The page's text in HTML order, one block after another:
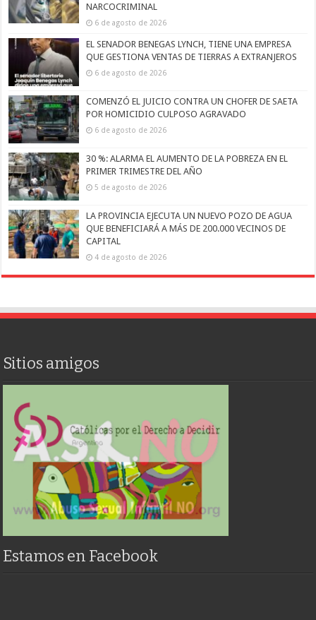
NARCOCRIMINAL
6 de agosto de 2026
EL SENADOR BENEGAS LYNCH, TIENE UNA EMPRESA
QUE GESTIONA VENTAS DE TIERRAS A EXTRANJEROS
6 de agosto de 2026
COMENZÓ EL JUICIO CONTRA UN CHOFER DE SAETA
POR HOMICIDIO CULPOSO AGRAVADO
6 de agosto de 2026
30 %: ALARMA EL AUMENTO DE LA POBREZA EN EL
PRIMER TRIMESTRE DEL AÑO
5 de agosto de 2026
LA PROVINCIA EJECUTA UN NUEVO POZO DE AGUA
QUE BENEFICIARÁ A MÁS DE 200.000 VECINOS DE
CAPITAL
4 de agosto de 2026
Sitios amigos
Estamos en Facebook